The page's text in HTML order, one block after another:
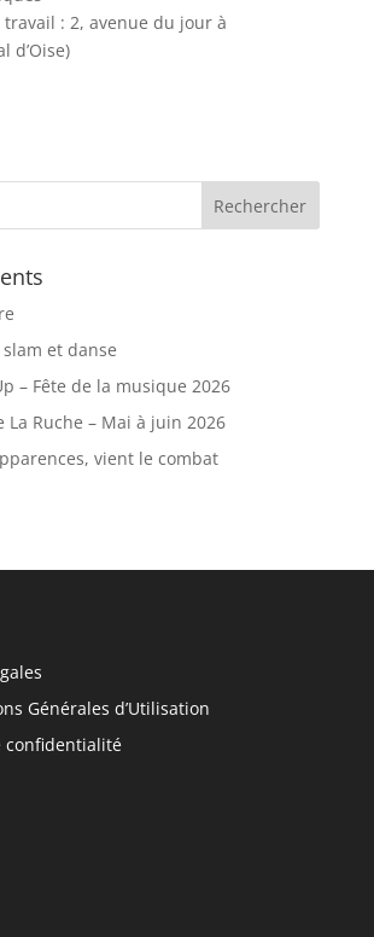
travail : 2, avenue du jour à
d’Oise)
et danse
– Fête de la musique 2026
La Ruche – Mai à juin 2026
vient le combat
Générales d’Utilisation
confidentialité